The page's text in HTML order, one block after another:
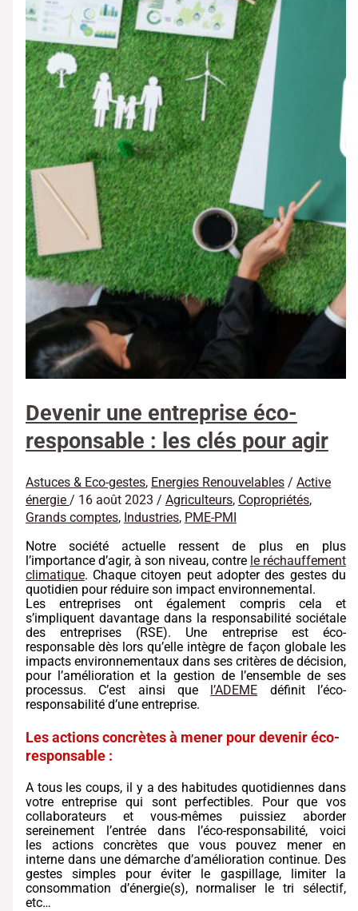
Devenir une entreprise éco-
responsable : les clés pour agir
Astuces & Eco-gestes, Energies Renouvelables/ Active
énergie / 16 août 2023 / Agriculteurs, Copropriétés,
Grands comptes, Industries, PME-PMI
Notre société actuelle ressent de plus en plus
l’importance d’agir, à son niveau, contre le réchauffement
climatique. Chaque citoyen peut adopter des gestes du
quotidien pour réduire son impact environnemental.
Les entreprises ont également compris cela et
s’impliquent davantage dans la responsabilité sociétale
des entreprises (RSE). Une entreprise est éco-
responsable dès lors qu’elle intègre de façon globale les
impacts environnementaux dans ses critères de décision,
pour l’amélioration et la gestion de l’ensemble de ses
processus. C’est ainsi que
l’ADEME définit l’éco-
responsabilité d’une entreprise.
Les actions concrètes à mener pour devenir éco-
responsable :
A tous les coups, il y a des habitudes quotidiennes dans
votre entreprise qui sont perfectibles. Pour que vos
collaborateurs et vous-mêmes puissiez aborder
sereinement l’entrée dans l’éco-responsabilité, voici
les actions concrètes que vous pouvez mener en
interne dans une démarche d’amélioration continue. Des
gestes simples pour éviter le gaspillage, limiter la
consommation d’énergie(s), normaliser le tri sélectif,
etc…